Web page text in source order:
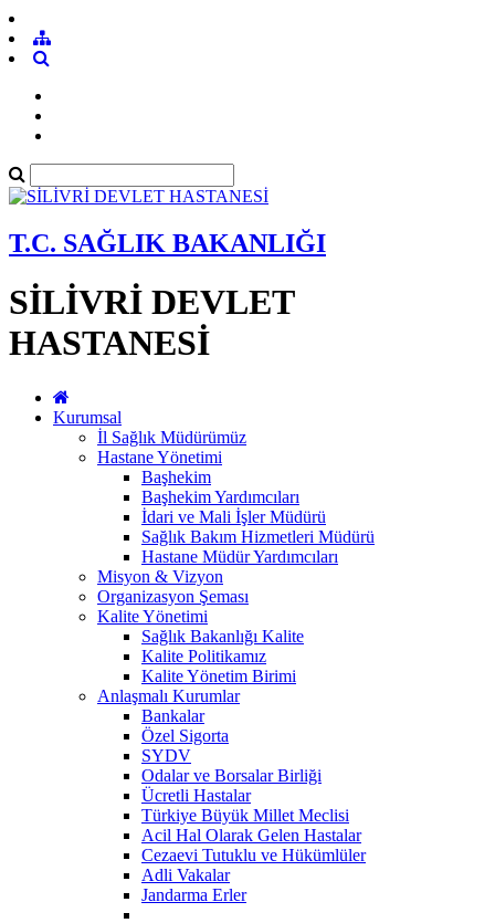
T.C. SAĞLIK BAKANLIĞI
SİLİVRİ DEVLET
HASTANESİ
Kurumsal
İl Sağlık Müdürümüz
Hastane Yönetimi
Başhekim
Başhekim Yardımcıları
İdari ve Mali İşler Müdürü
Sağlık Bakım Hizmetleri Müdürü
Hastane Müdür Yardımcıları
Misyon & Vizyon
Organizasyon Şeması
Kalite Yönetimi
Sağlık Bakanlığı Kalite
Kalite Politikamız
Kalite Yönetim Birimi
Anlaşmalı Kurumlar
Bankalar
Özel Sigorta
SYDV
Odalar ve Borsalar Birliği
Ücretli Hastalar
Türkiye Büyük Millet Meclisi
Acil Hal Olarak Gelen Hastalar
Cezaevi Tutuklu ve Hükümlüler
Adli Vakalar
Jandarma Erler